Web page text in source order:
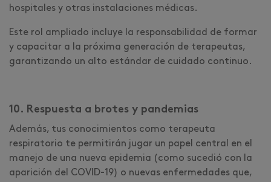
hospitales y otras instalaciones médicas.
Este rol ampliado incluye la responsabilidad de formar
y capacitar a la próxima generación de terapeutas,
garantizando un alto estándar de cuidado continuo.
10. Respuesta a brotes y pandemias
Además, tus conocimientos como terapeuta
respiratorio te permitirán jugar un papel central en el
manejo de una nueva epidemia (como sucedió con la
aparición del COVID-19) o nuevas enfermedades que,